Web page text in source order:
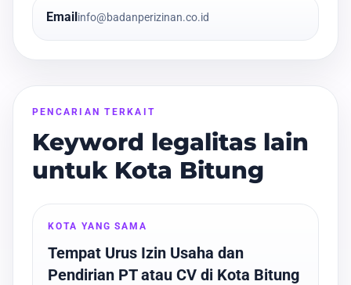
Email info@badanperizinan.co.id
PENCARIAN TERKAIT
Keyword legalitas lain
untuk Kota Bitung
KOTA YANG SAMA
Tempat Urus Izin Usaha dan
Pendirian PT atau CV di Kota Bitung